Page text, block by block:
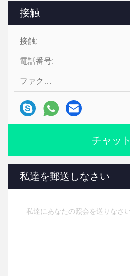
接触
接触:
電話番号:
ファクシミリ:
チャット
私達を郵送しなさい